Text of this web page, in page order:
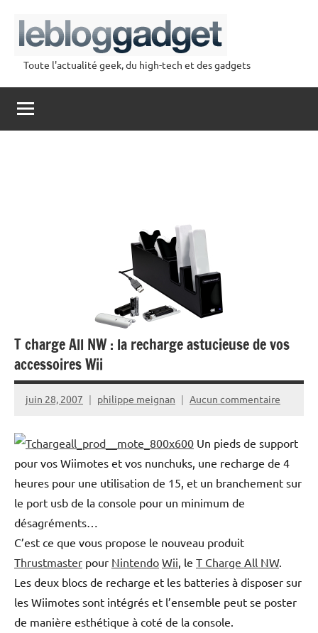
contenu
lebloggadget
Toute l'actualité geek, du high-tech et des gadgets
T charge All NW : la recharge astucieuse de vos
accessoires Wii
juin 28, 2007 philippe meignan Aucun commentaire
Un pieds de support
pour vos Wiimotes et vos nunchuks, une recharge de 4
heures pour une utilisation de 15, et un branchement sur
le port usb de la console pour un minimum de
désagréments…
C’est ce que vous propose le nouveau produit
Thrustmaster pour Nintendo Wii , le T Charge All NW.
Les deux blocs de recharge et les batteries à disposer sur
les Wiimotes sont intégrés et l’ensemble peut se poster
de manière esthétique à coté de la console.